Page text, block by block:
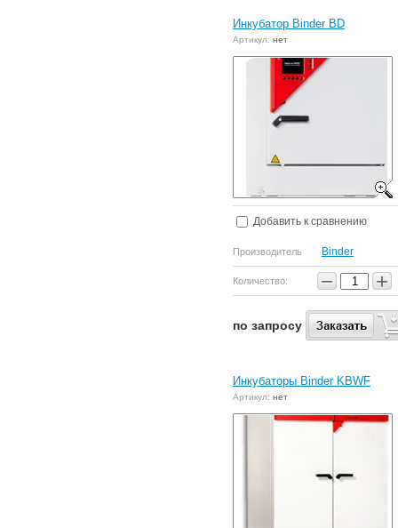
Инкубатор Binder BD
Артикул: нет
Добавить к сравнению
Производитель Binder
Количество: − +
по запросу
Инкубаторы Binder KBWF
Артикул: нет